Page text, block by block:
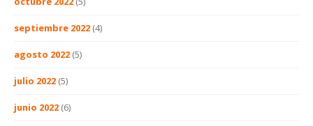
septiembre 2022 (4)
agosto 2022 (5)
julio 2022 (5)
junio 2022 (6)